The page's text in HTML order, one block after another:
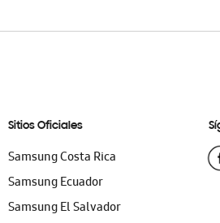
Sitios Oficiales
Samsung Costa Rica
Samsung Ecuador
Samsung El Salvador